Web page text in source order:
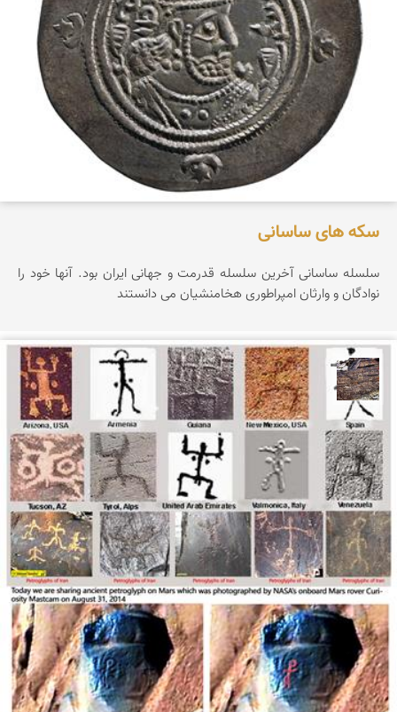
سکه های ساسانی
سلسله ساسانی آخرین سلسله قدرمت و جهانی ایران بود. آنها خود را
نوادگان و وارثان امپراطوری هخامنشیان می دانستند
محمد ناصری فرد